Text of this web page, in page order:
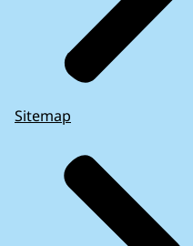
Sitemap